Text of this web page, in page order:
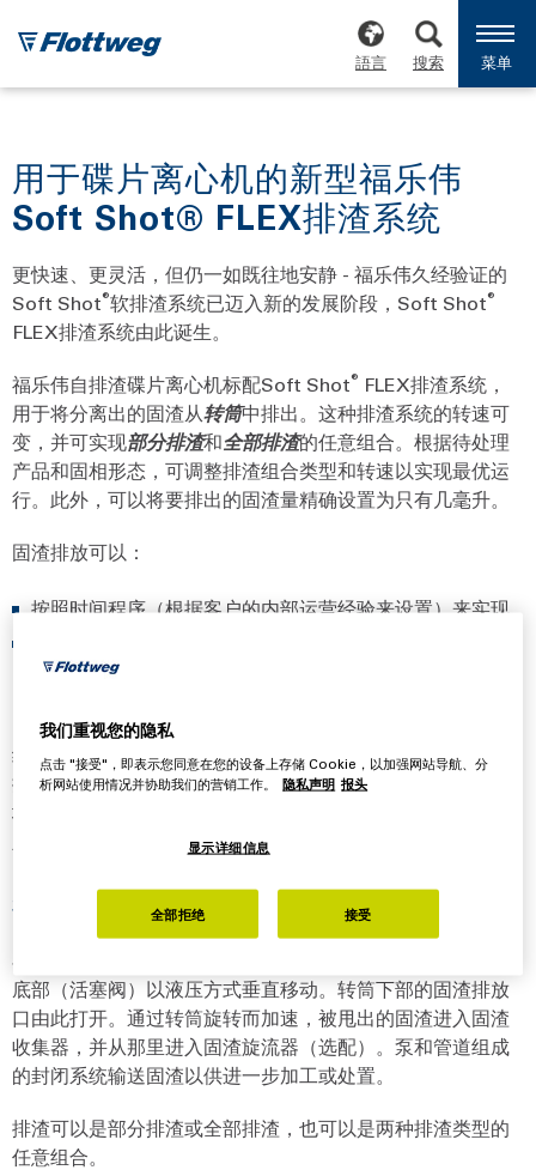
語言 搜索 菜单
用于碟片离心机的新型福乐伟
Soft Shot® FLEX排渣系统
更快速、更灵活，但仍一如既往地安静 - 福乐伟久经验证的
Soft Shot®软排渣系统已迈入新的发展阶段，Soft Shot®
FLEX排渣系统由此诞生。
福乐伟自排渣碟片离心机标配Soft Shot® FLEX排渣系统，
用于将分离出的固渣从转筒中排出。这种排渣系统的转速可
变，并可实现部分排渣和全部排渣的任意组合。根据待处理
产品和固相形态，可调整排渣组合类型和转速以实现最优运
行。此外，可以将要排出的固渣量精确设置为只有几毫升。
固渣排放可以：
按照时间程序（根据客户的内部运营经验来设置）来实现
如浊度测量）来实现
由于Soft Shot®FLEX系统的结构设计特点，活塞阀下方始
终留有一定量的控制水。因此，在排放固渣时，活塞阀不会
撞击到转筒下部。没有常见的排渣爆裂声。固渣被柔和安静
地排出，避免损坏物料。部分排渣同样快速、精确、数量稳
福乐伟Soft Shot® FLEX 系统的工作原理
在分离过程中，分离出的固渣聚集在转筒的固渣区中。转筒
底部（活塞阀）以液压方式垂直移动。转筒下部的固渣排放
口由此打开。通过转筒旋转而加速，被甩出的固渣进入固渣
收集器，并从那里进入固渣旋流器（选配）。泵和管道组成
的封闭系统输送固渣以供进一步加工或处置。
排渣可以是部分排渣或全部排渣，也可以是两种排渣类型的
任意组合。
我们重视您的隐私
点击 "接受"，即表示您同意在您的设备上存储 Cookie，以加强网站导航、分
析网站使用情况并协助我们的营销工作。
隐私声明 报头
显示详细信息
全部拒绝 接受